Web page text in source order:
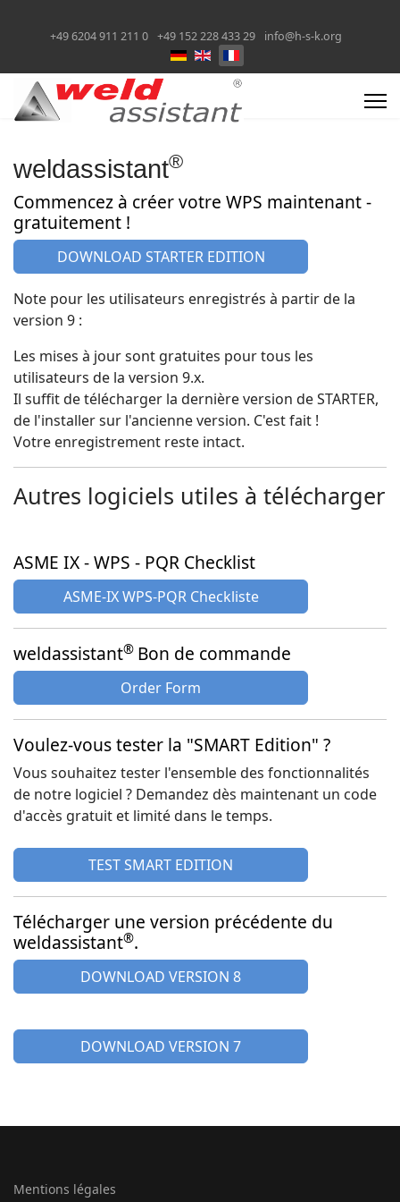
+49 6204 911 211 0 +49 152 228 433 29 info@h-s-k.org
Sélectionnez votre langue
weldassistant®
Commencez à créer votre WPS maintenant -
gratuitement !
DOWNLOAD STARTER EDITION
Note pour les utilisateurs enregistrés à partir de la
version 9 :
Les mises à jour sont gratuites pour tous les
utilisateurs de la version 9.x.
Il suffit de télécharger la dernière version de STARTER,
de l'installer sur l'ancienne version. C'est fait !
Votre enregistrement reste intact.
Autres logiciels utiles à télécharger
ASME IX - WPS - PQR Checklist
ASME-IX WPS-PQR Checkliste
weldassistant® Bon de commande
Order Form
Voulez-vous tester la "SMART Edition" ?
Vous souhaitez tester l'ensemble des fonctionnalités
de notre logiciel ? Demandez dès maintenant un code
d'accès gratuit et limité dans le temps.
TEST SMART EDITION
Télécharger une version précédente du
weldassistant®.
DOWNLOAD VERSION 8
DOWNLOAD VERSION 7
Mentions légales